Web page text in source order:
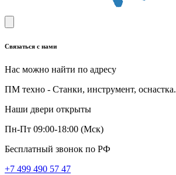
Связаться с нами
Нас можно найти по адресу
ПМ техно - Станки, инструмент, оснастка.
Наши двери открыты
Пн-Пт 09:00-18:00 (Мск)
Бесплатный звонок по РФ
+7 499 490 57 47